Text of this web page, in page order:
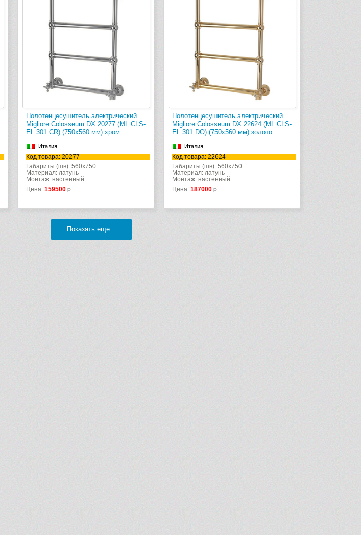
Полотенцесушитель электрический
Migliore Colosseum DX 20277 (ML.CLS-
EL.301.CR) (750х560 мм) хром
Италия
Код товара: 20277
Габариты (шв): 560x750
Материал: латунь
Монтаж: настенный
Цена: 159500 р.
Полотенцесушитель электрический
Migliore Colosseum DX 22624 (ML.CLS-
EL.301.DO) (750х560 мм) золото
Италия
Код товара: 22624
Габариты (шв): 560x750
Материал: латунь
Монтаж: настенный
Цена: 187000 р.
Показать еще...